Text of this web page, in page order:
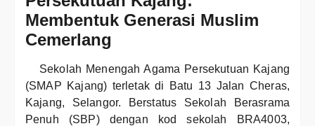
Membentuk Generasi Muslim
Cemerlang
Sekolah Menengah Agama Persekutuan Kajang
(SMAP Kajang) terletak di Batu 13 Jalan Cheras,
Kajang, Selangor. Berstatus Sekolah Berasrama
Penuh (SBP) dengan kod sekolah BRA4003,